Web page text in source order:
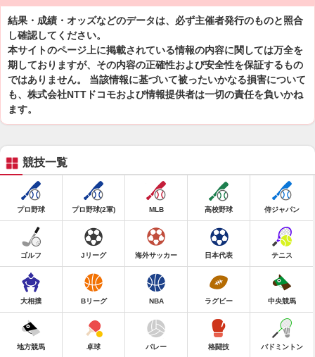
結果・成績・オッズなどのデータは、必ず主催者発行のものと照合
し確認してください。
本サイトのページ上に掲載されている情報の内容に関しては万全を
期しておりますが、その内容の正確性および安全性を保証するもの
ではありません。 当該情報に基づいて被ったいかなる損害について
も、株式会社NTTドコモおよび情報提供者は一切の責任を負いかね
ます。
競技一覧
プロ野球 プロ野球(2軍) MLB 高校野球 侍ジャパン
ゴルフ Jリーグ 海外サッカー 日本代表 テニス
大相撲 Bリーグ NBA ラグビー 中央競馬
地方競馬 卓球 バレー 格闘技 バドミントン